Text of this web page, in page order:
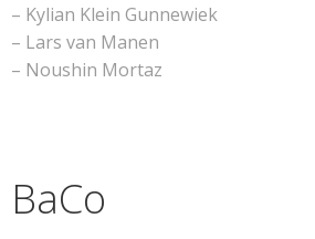
– Kylian Klein Gunnewiek
– Lars van Manen
– Noushin Mortaz
BaCo